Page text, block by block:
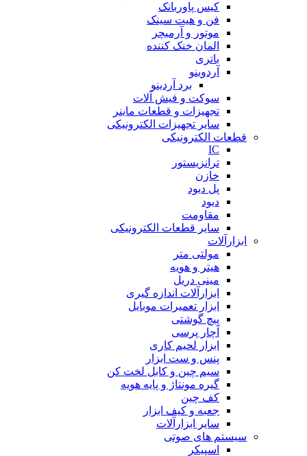
کیس پاوربانک
فن و هیت سینک
موتور و آرمیچر
المان خنک کننده
باتری
آردوینو
برد آردینو
سوکت و فیش آلات
تجهیزات و قطعات ماینر
سایر تجهیزات الکترونیکی
قطعات الکترونیکی
IC
ترانزیستور
خازن
پل دیود
دیود
مقاومت
سایر قطعات الکترونیکی
ابزارآلات
مولتی متر
هیتر و هویه
مینی دریل
ابزارآلات اندازه گیری
ابزار تعمیرات موبایل
پیچ گوشتی
آچار پرسی
ابزار لحیم کاری
پنس و ست ابزار
سیم چین و کابل لخت کن
گیره مونتاژ و پایه هویه
کف چین
جعبه و کیف ابزار
سایر ابزارآلات
سیستم های صوتی
اسپیکر